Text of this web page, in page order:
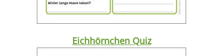
Eichhörnchen Quiz